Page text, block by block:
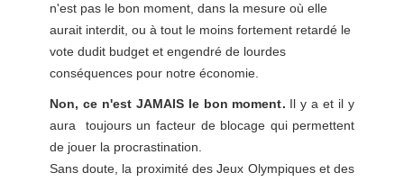
n'est pas le bon moment, dans la mesure où elle
aurait interdit, ou à tout le moins fortement retardé le
vote dudit budget et engendré de lourdes
conséquences pour notre économie.
Non, ce n'est JAMAIS le bon moment. Il y a et il y
aura toujours un facteur de blocage qui permettent
de jouer la procrastination.
Sans doute, la proximité des Jeux Olympiques et des